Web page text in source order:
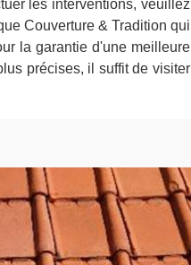
les interventions, veuillez
Couverture & Tradition qui
la garantie d'une meilleure
précises, il suffit de visiter